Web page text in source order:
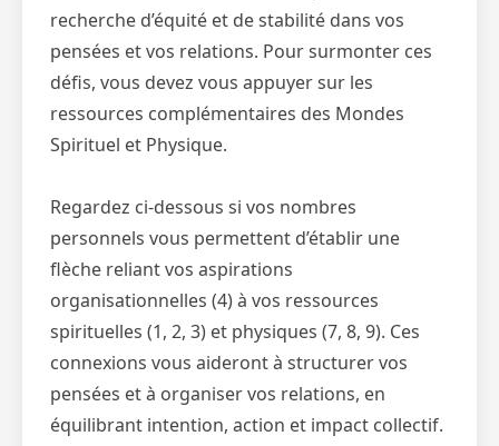
recherche d’équité et de stabilité dans vos
pensées et vos relations. Pour surmonter ces
défis, vous devez vous appuyer sur les
ressources complémentaires des Mondes
Spirituel et Physique.
Regardez ci-dessous si vos nombres
personnels vous permettent d’établir une
flèche reliant vos aspirations
organisationnelles (4) à vos ressources
spirituelles (1, 2, 3) et physiques (7, 8, 9). Ces
connexions vous aideront à structurer vos
pensées et à organiser vos relations, en
équilibrant intention, action et impact collectif.